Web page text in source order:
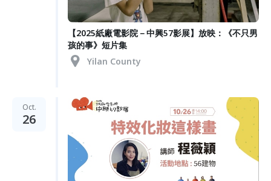
【2025紙廠電影院－中興57影展】放映：《不只男
孩的事》短片集
Yilan County
Oct.
26